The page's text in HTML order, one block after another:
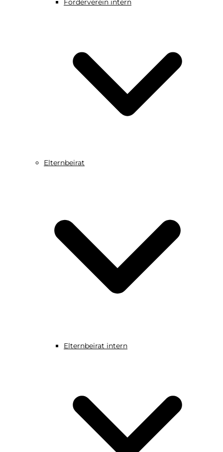
Förderverein intern
Elternbeirat
Elternbeirat intern